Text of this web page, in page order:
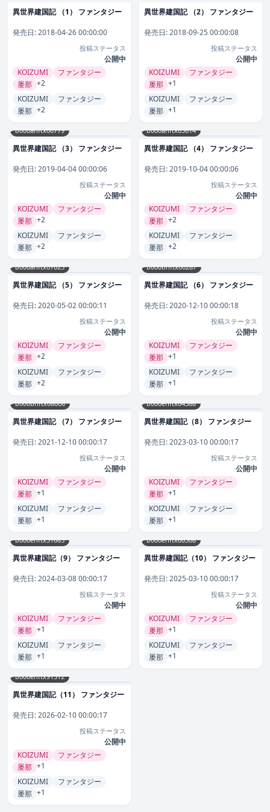
異世界建国記 （1） ファンタジー
発売日:2018-04-26 00:00:00
投稿ステータス
公開中
KOIZUMI
ファンタジー
屡那 +2
KOIZUMI
ファンタジー
屡那 +2
異世界建国記 （2） ファンタジー
発売日:2018-09-25 00:00:08
投稿ステータス
公開中
KOIZUMI
ファンタジー
屡那 +1
KOIZUMI
ファンタジー
屡那 +1
b000ahftx00779
異世界建国記 （3） ファンタジー
発売日:2019-04-04 00:00:06
投稿ステータス
公開中
KOIZUMI
ファンタジー
屡那 +2
KOIZUMI
ファンタジー
屡那 +2
b000ahftx03614
異世界建国記 （4） ファンタジー
発売日:2019-10-04 00:00:06
投稿ステータス
公開中
KOIZUMI
ファンタジー
屡那 +2
KOIZUMI
ファンタジー
屡那 +2
b000ahftx07023
異世界建国記 （5） ファンタジー
発売日:2020-05-02 00:00:11
投稿ステータス
公開中
KOIZUMI
ファンタジー
屡那 +2
KOIZUMI
ファンタジー
屡那 +2
b000bhftx00287
異世界建国記 （6） ファンタジー
発売日:2020-12-10 00:00:18
投稿ステータス
公開中
KOIZUMI
ファンタジー
屡那 +1
KOIZUMI
ファンタジー
屡那 +1
b000bhftx08008
異世界建国記 （7） ファンタジー
発売日:2021-12-10 00:00:17
投稿ステータス
公開中
KOIZUMI
ファンタジー
屡那 +1
KOIZUMI
ファンタジー
屡那 +1
b000ehftx04388
異世界建国記（8） ファンタジー
発売日:2023-03-10 00:00:17
投稿ステータス
公開中
KOIZUMI
ファンタジー
屡那 +1
KOIZUMI
ファンタジー
屡那 +1
b000ehftx31685
異世界建国記（9） ファンタジー
発売日:2024-03-08 00:00:17
投稿ステータス
公開中
KOIZUMI
ファンタジー
屡那 +1
KOIZUMI
ファンタジー
屡那 +1
b000ehftx60308
異世界建国記（10） ファンタジー
発売日:2025-03-10 00:00:17
投稿ステータス
公開中
KOIZUMI
ファンタジー
屡那 +1
KOIZUMI
ファンタジー
屡那 +1
b000ehftx91312
異世界建国記（11） ファンタジー
発売日:2026-02-10 00:00:17
投稿ステータス
公開中
KOIZUMI
ファンタジー
屡那 +1
KOIZUMI
ファンタジー
屡那 +1